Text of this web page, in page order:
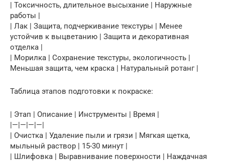
| Токсичность, длительное высыхание | Наружные
работы |
| Лак | Защита, подчеркивание текстуры | Менее
устойчив к выцветанию | Защита и декоративная
отделка |
| Морилка | Сохранение текстуры, экологичность |
Меньшая защита, чем краска | Натуральный ротанг |
Таблица этапов подготовки к покраске:
| Этап | Описание | Инструменты | Время |
|—|—|—|—|
| Очистка | Удаление пыли и грязи | Мягкая щетка,
мыльный раствор | 15-30 минут |
| Шлифовка | Выравнивание поверхности | Наждачная